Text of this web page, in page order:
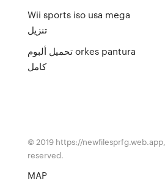
Wii sports iso usa mega
تنزيل
تحميل ألبوم orkes pantura
كامل
© 2019 https://
reserved.
MAP